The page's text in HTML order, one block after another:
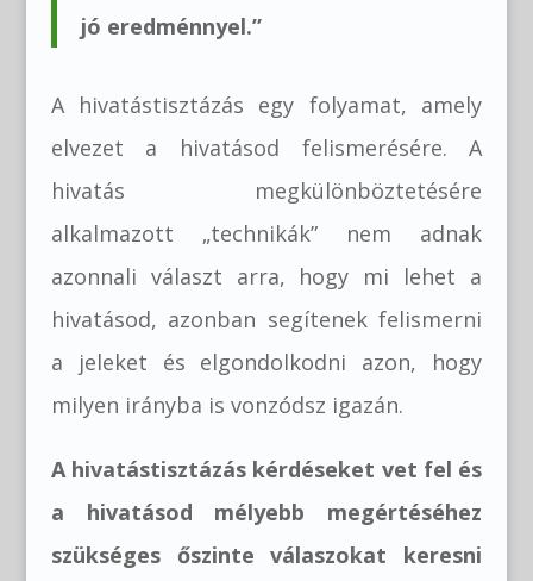
jó eredménnyel.”
A hivatástisztázás egy folyamat, amely
elvezet a hivatásod felismerésére. A
hivatás megkülönböztetésére
alkalmazott „technikák” nem adnak
azonnali választ arra, hogy mi lehet a
hivatásod, azonban segítenek felismerni
a jeleket és elgondolkodni azon, hogy
milyen irányba is vonzódsz igazán.
A hivatástisztázás kérdéseket vet fel és
a hivatásod mélyebb megértéséhez
szükséges őszinte válaszokat keresni